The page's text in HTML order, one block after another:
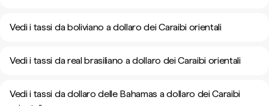
Vedi i tassi da boliviano a dollaro dei Caraibi orientali
Vedi i tassi da real brasiliano a dollaro dei Caraibi orientali
Vedi i tassi da dollaro delle Bahamas a dollaro dei Caraibi